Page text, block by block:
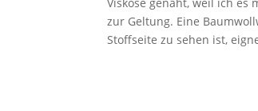
zur Geltung. Eine
Stoffseite zu sehen ist,